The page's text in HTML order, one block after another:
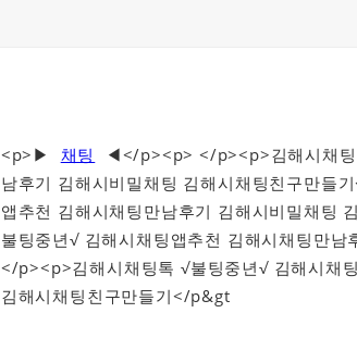
<p>▶ 채팅
◀</p><p> </p><p>김해시채팅
남후기 김해시비밀채팅 김해시채팅친구만들
앱추천 김해시채팅만남후기 김해시비밀채팅
불팅중년√ 김해시채팅앱추천 김해시채팅만
</p><p>김해시채팅톡 √불팅중년√ 김해시채
김해시채팅친구만들기</p&gt